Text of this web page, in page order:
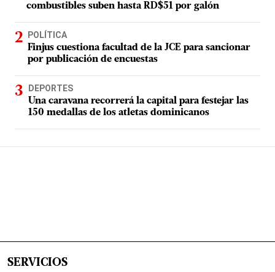
combustibles suben hasta RD$51 por galón
POLÍTICA
Finjus cuestiona facultad de la JCE para sancionar
por publicación de encuestas
DEPORTES
Una caravana recorrerá la capital para festejar las
150 medallas de los atletas dominicanos
SERVICIOS